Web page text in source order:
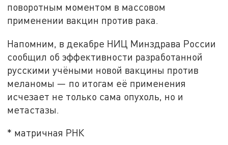
поворотным моментом в массовом
применении вакцин против рака.
Напомним, в декабре НИЦ Минздрава России
сообщил об эффективности разработанной
русскими учёными новой вакцины против
меланомы — по итогам её применения
исчезает не только сама опухоль, но и
метастазы.
* матричная РНК